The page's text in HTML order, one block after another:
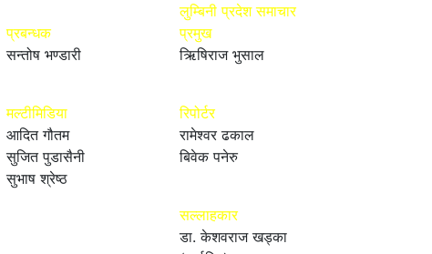
प्रबन्धक
सन्तोष भण्डारी
मल्टीमिडिया
आदित गौतम
सुजित पुडासैनी
सुभाष श्रेष्ठ
लुम्बिनी प्रदेश समाचार
प्रमुख
ऋिषिराज भुसाल
रिपोर्टर
रामेश्वर ढकाल
बिवेक पनेरु
सल्लाहकार
डा. केशवराज खड्का